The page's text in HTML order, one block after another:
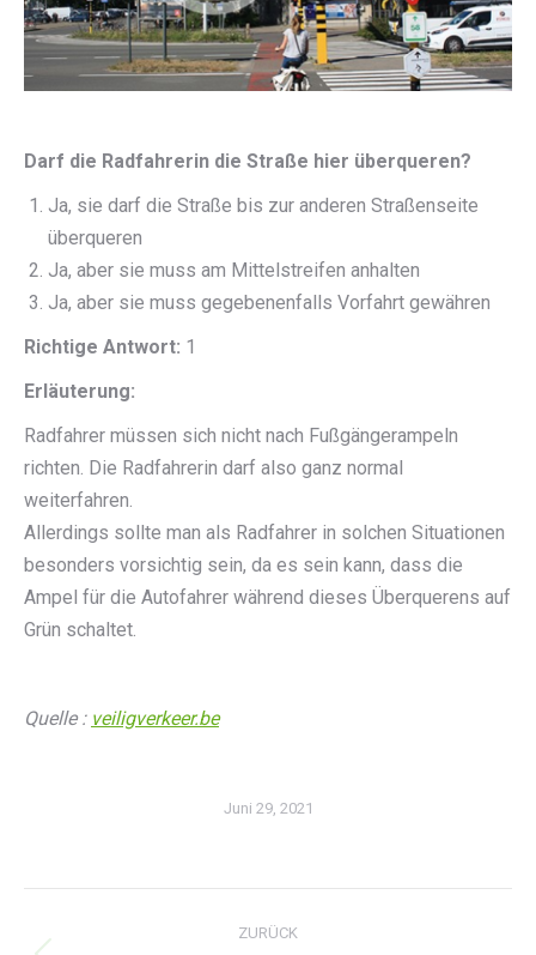
Darf die Radfahrerin die Straße hier überqueren?
Ja, sie darf die Straße bis zur anderen Straßenseite
überqueren
Ja, aber sie muss am Mittelstreifen anhalten
Ja, aber sie muss gegebenenfalls Vorfahrt gewähren
Richtige Antwort: 1
Erläuterung:
Radfahrer müssen sich nicht nach Fußgängerampeln
richten. Die Radfahrerin darf also ganz normal
weiterfahren.
Allerdings sollte man als Radfahrer in solchen Situationen
besonders vorsichtig sein, da es sein kann, dass die
Ampel für die Autofahrer während dieses Überquerens auf
Grün schaltet.
Quelle : veiligverkeer.be
Juni 29, 2021
Kommentarnavigation
ZURÜCK